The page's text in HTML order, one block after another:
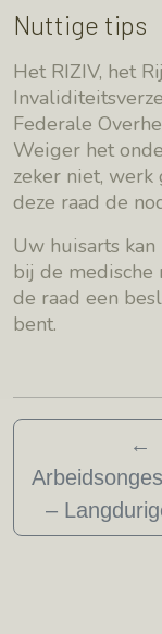
Nuttige tips
Het RIZIV, het
Federale
Weiger het
zeker niet, werk
deze raad de
Uw huisarts
bij de medische
de raad een
bent.
←
–